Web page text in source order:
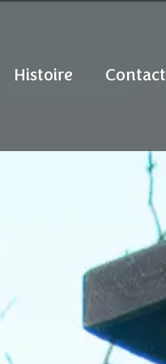
Histoire Contact